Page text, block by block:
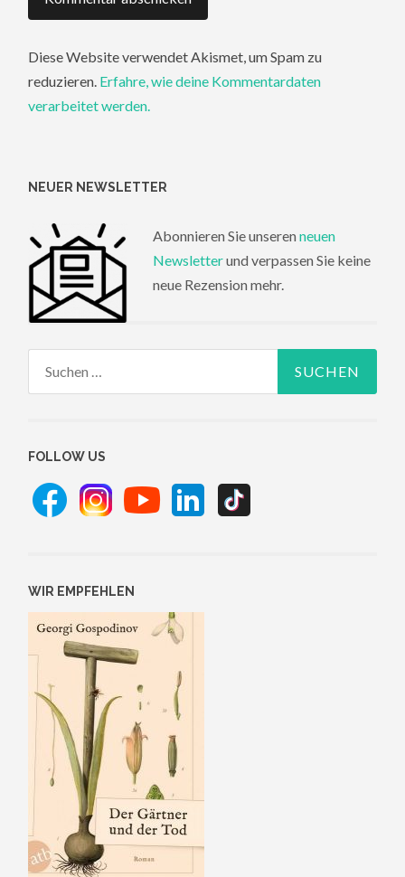
Diese Website verwendet Akismet, um Spam zu
reduzieren. Erfahre, wie deine Kommentardaten
verarbeitet werden.
NEUER NEWSLETTER
Abonnieren Sie unseren neuen
Newsletterund verpassen Sie keine
neue Rezension mehr.
FOLLOW US
WIR EMPFEHLEN